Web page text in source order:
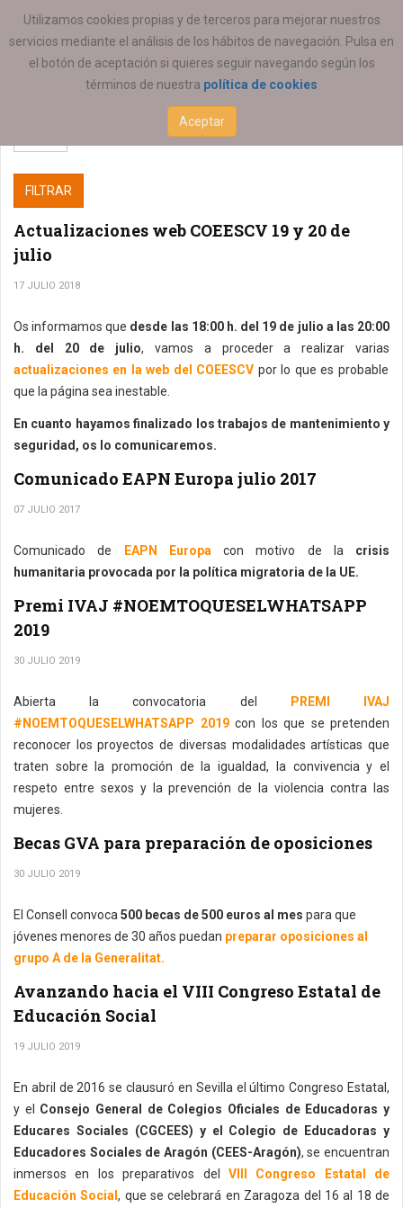
Utilizamos cookies propias y de terceros para mejorar nuestros
servicios mediante el análisis de los hábitos de navegación. Pulsa en
el botón de aceptación si quieres seguir navegando según los
términos de nuestra política de cookies
Aceptar
ESTÁ AQUÍ:
FILTRAR
Actualizaciones web COEESCV 19 y 20 de
julio
17 JULIO 2018
Os informamos que desde las 18:00 h. del 19 de julio a las 20:00
h. del 20 de julio, vamos a proceder a realizar varias
actualizaciones en la web del COEESCV por lo que es probable
que la página sea inestable.
En cuanto hayamos finalizado los trabajos de mantenimiento y
seguridad, os lo comunicaremos.
Comunicado EAPN Europa julio 2017
07 JULIO 2017
Comunicado de EAPN Europa con motivo de la crisis
humanitaria provocada por la política migratoria de la UE.
Premi IVAJ #NOEMTOQUESELWHATSAPP
2019
30 JULIO 2019
Abierta la convocatoria del
PREMI IVAJ
#NOEMTOQUESELWHATSAPP 2019con los que se pretenden
reconocer los proyectos de diversas modalidades artísticas que
traten sobre la promoción de la igualdad, la convivencia y el
respeto entre sexos y la prevención de la violencia contra las
mujeres.
Becas GVA para preparación de oposiciones
30 JULIO 2019
El Consell convoca 500 becas de 500 euros al mes para que
jóvenes menores de 30 años puedan preparar oposiciones al
grupo A de la Generalitat.
Avanzando hacia el VIII Congreso Estatal de
Educación Social
19 JULIO 2019
En abril de 2016 se clausuró en Sevilla el último Congreso Estatal,
y el Consejo General de Colegios Oficiales de Educadoras y
Educares Sociales (CGCEES) y el Colegio de Educadoras y
Educadores Sociales de Aragón (CEES-Aragón), se encuentran
inmersos en los preparativos del VIII Congreso Estatal de
Educación Social, que se celebrará en Zaragoza del 16 al 18 de